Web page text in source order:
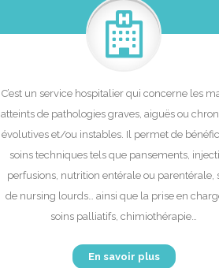
C’est un service hospitalier qui concerne les
atteints de pathologies graves, aiguës ou
évolutives et/ou instables. Il permet de
soins techniques tels que pansements,
perfusions, nutrition entérale ou parentérale,
de nursing lourds… ainsi que la prise en
soins palliatifs, chimiothérapie…
En savoir plus